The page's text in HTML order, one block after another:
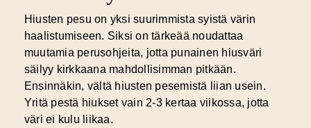
Hiusten pesu on yksi suurimmista syistä värin
haalistumiseen. Siksi on tärkeää noudattaa
muutamia perusohjeita, jotta punainen hiusväri
säilyy kirkkaana mahdollisimman pitkään.
Ensinnäkin, vältä hiusten pesemistä liian usein.
Yritä pestä hiukset vain 2-3 kertaa viikossa, jotta
väri ei kulu liikaa.